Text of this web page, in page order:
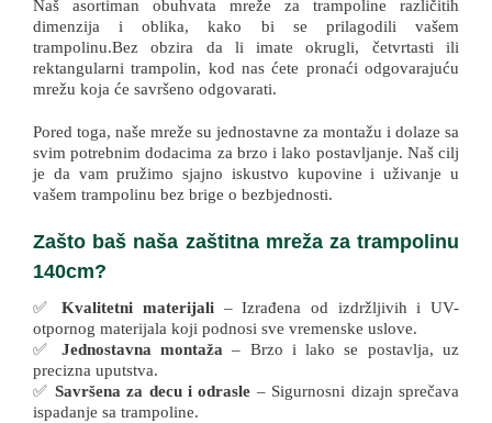
Naš asortiman obuhvata mreže za trampoline različitih
dimenzija i oblika, kako bi se prilagodili vašem
trampolinu.Bez obzira da li imate okrugli, četvrtasti ili
rektangularni trampolin, kod nas ćete pronaći odgovarajuću
mrežu koja će savršeno odgovarati.
Pored toga, naše mreže su jednostavne za montažu i dolaze sa
svim potrebnim dodacima za brzo i lako postavljanje. Naš cilj
je da vam pružimo sjajno iskustvo kupovine i uživanje u
vašem trampolinu bez brige o bezbjednosti.
Zašto baš naša zaštitna mreža za trampolinu
140cm?
✅Kvalitetni materijali – Izrađena od izdržljivih i UV-
otpornog materijala koji podnosi sve vremenske uslove.
✅ Jednostavna montaža– Brzo i lako se postavlja, uz
precizna uputstva.
✅ Savršena za decu i odrasle – Sigurnosni dizajn sprečava
ispadanje sa trampoline.